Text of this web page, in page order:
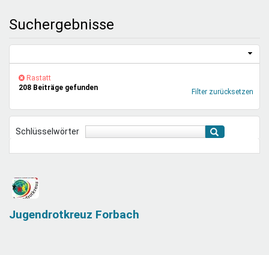
Freizeit & Reisen
Mentoren & Projekte
Schule & Beruf
Suchergebnisse
(-) Rastatt-
Filter
Rastatt
Filter zurücksetzen
208 Beiträge gefunden
Schlüsselwörter
Jugendrotkreuz Forbach